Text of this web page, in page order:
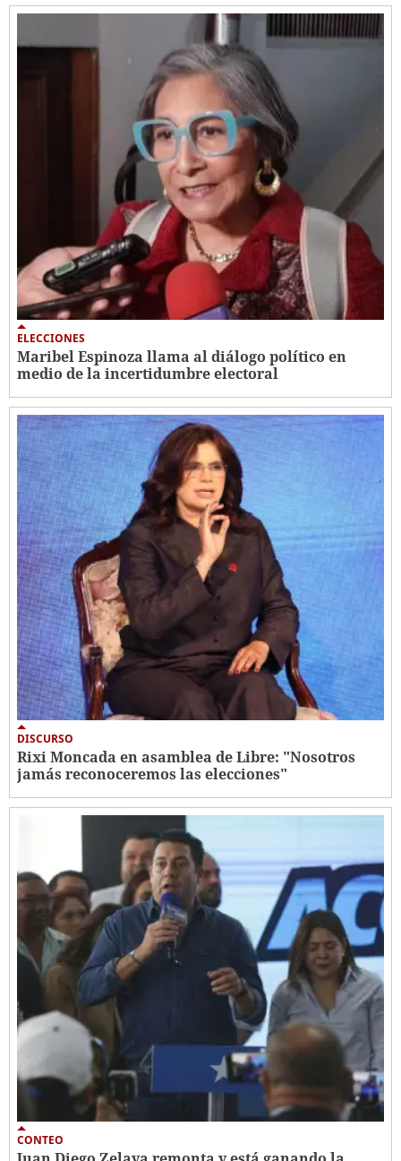
ELECCIONES
Maribel Espinoza llama al diálogo político en
medio de la incertidumbre electoral
DISCURSO
Rixi Moncada en asamblea de Libre: "Nosotros
jamás reconoceremos las elecciones"
CONTEO